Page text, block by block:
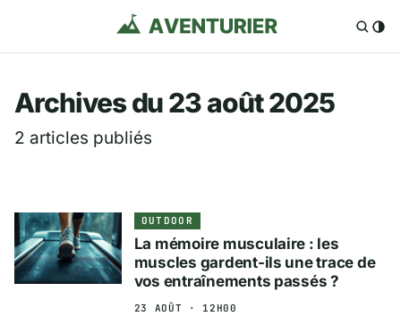
Aventurier.fr —
Archives du 23 août 2025
2 articles publiés
OUTDOOR
La mémoire musculaire : les
muscles gardent-ils une trace de
vos entraînements passés ?
23 AOÛT · 12H00